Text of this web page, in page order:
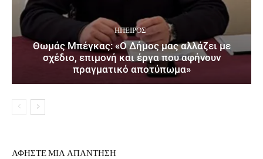
ΉΠΕΙΡΟΣ
Θωμάς Μπέγκας: «Ο Δήμος μας αλλάζει με
σχέδιο, επιμονή και έργα που αφήνουν
πραγματικό αποτύπωμα»
ΑΦΗΣΤΕ ΜΙΑ ΑΠΑΝΤΗΣΗ